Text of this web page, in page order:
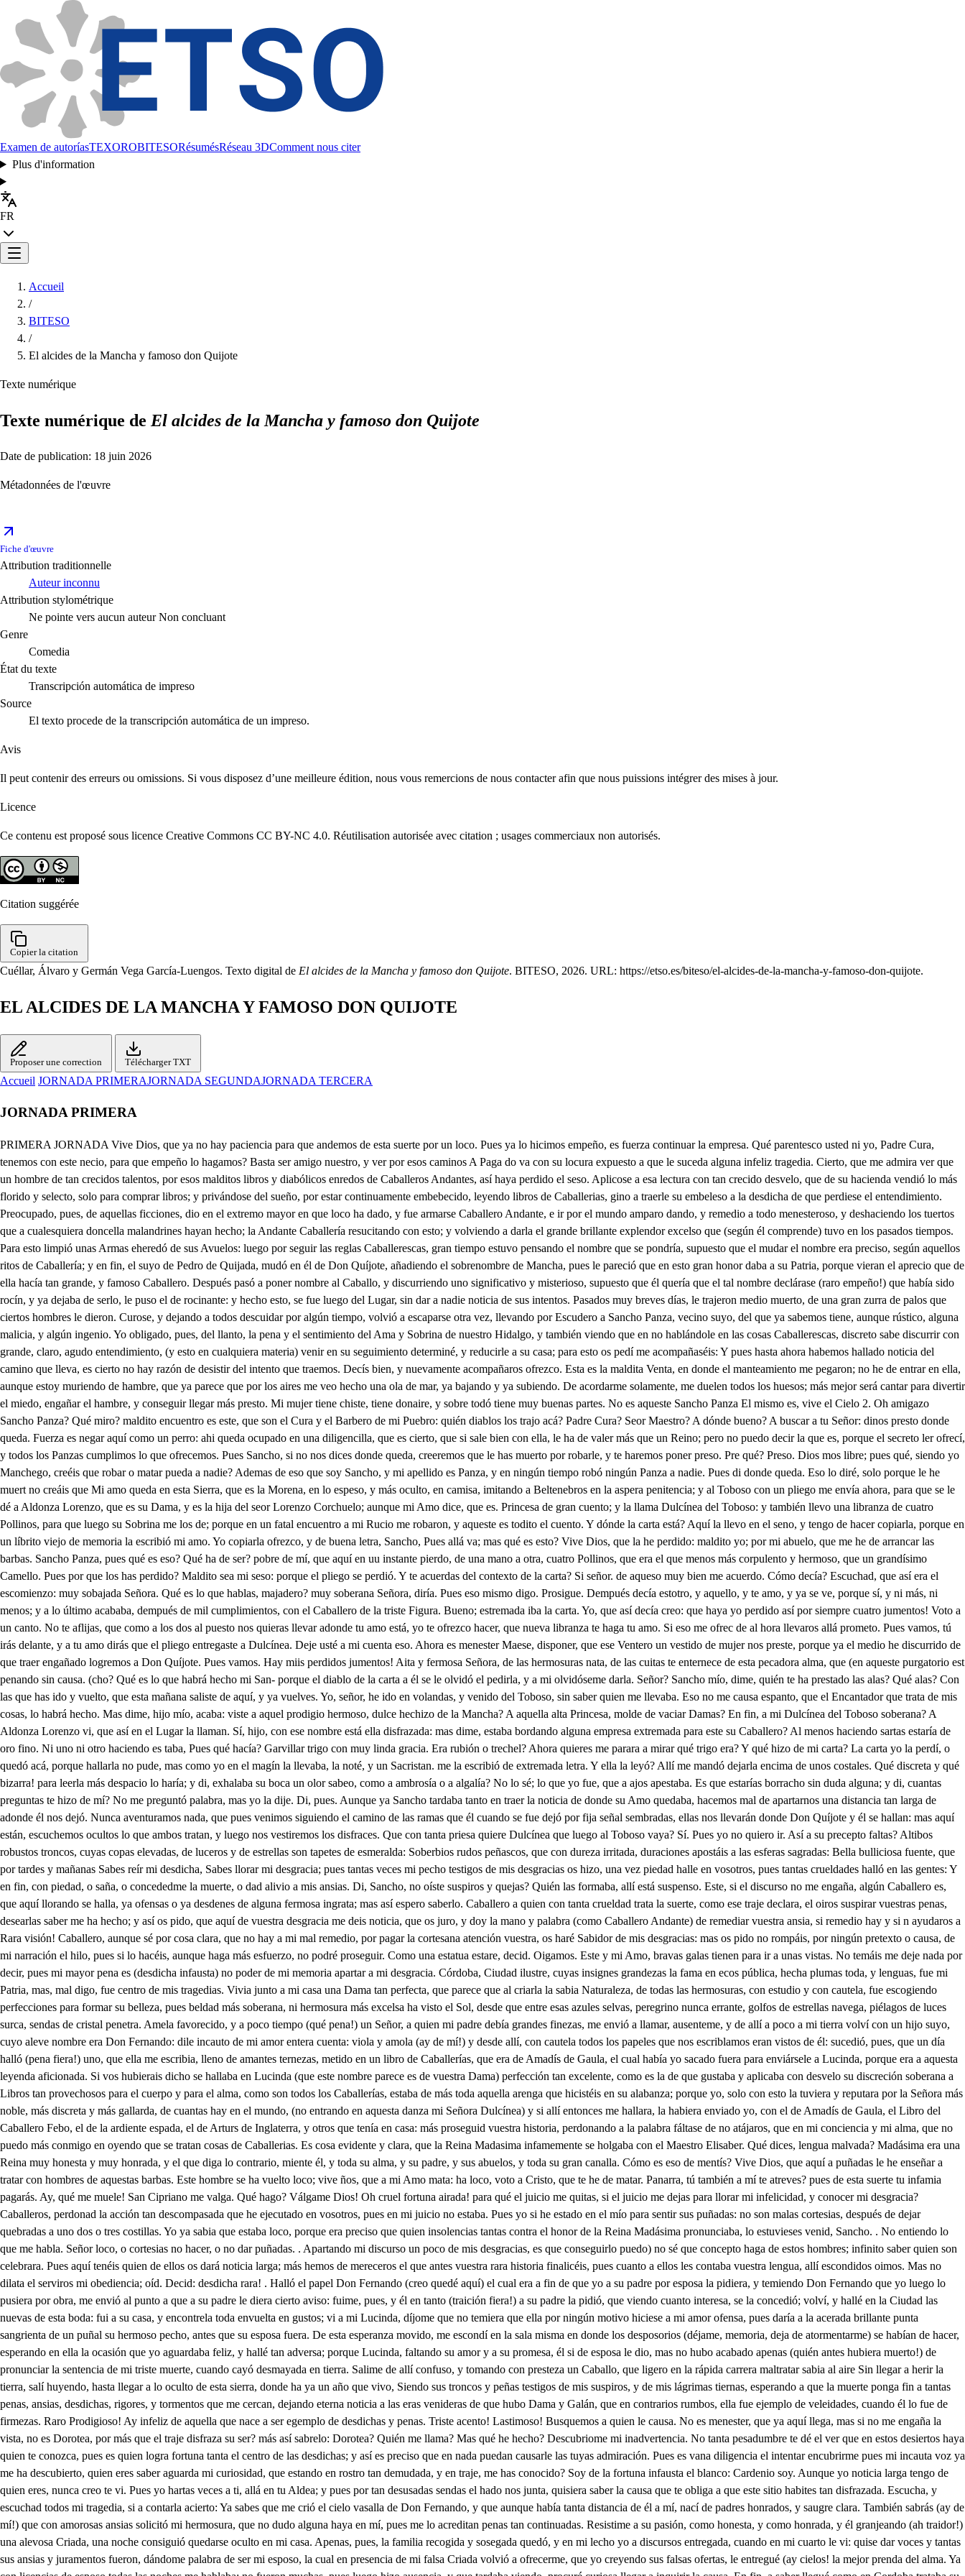
Examen de autoríasTEXOROBITESORésumésRéseau 3DComment nous citer
Plus d'information
FR
Accueil
/
BITESO
/
El alcides de la Mancha y famoso don Quijote
Texte numérique
Texte numérique de El alcides de la Mancha y famoso don Quijote
Date de publication: 18 juin 2026
Métadonnées de l'œuvre
Fiche d'œuvre
Attribution traditionnelle
Auteur inconnu
Attribution stylométrique
Ne pointe vers aucun auteur Non concluant
Genre
Comedia
État du texte
Transcripción automática de impreso
Source
El texto procede de la transcripción automática de un impreso.
Avis
Il peut contenir des erreurs ou omissions. Si vous disposez d’une meilleure édition, nous vous remercions de nous contacter afin que nous puissions intégrer des mises à jour.
Licence
Ce contenu est proposé sous licence Creative Commons CC BY-NC 4.0. Réutilisation autorisée avec citation ; usages commerciaux non autorisés.
Citation suggérée
Copier la citation
Cuéllar, Álvaro y Germán Vega García-Luengos. Texto digital de El alcides de la Mancha y famoso don Quijote. BITESO, 2026. URL: https://etso.es/biteso/el-alcides-de-la-mancha-y-famoso-don-quijote.
EL ALCIDES DE LA MANCHA Y FAMOSO DON QUIJOTE
Proposer une correction Télécharger TXT
Accueil JORNADA PRIMERAJORNADA SEGUNDAJORNADA TERCERA
JORNADA PRIMERA
PRIMERA JORNADA Vive Dios, que ya no hay paciencia para que andemos de esta suerte por un loco. Pues ya lo hicimos empeño, es fuerza continuar la empresa. Qué parentesco usted ni yo, Padre Cura, tenemos con este necio, para que empeño lo hagamos? Basta ser amigo nuestro, y ver por esos caminos A Paga do va con su locura expuesto a que le suceda alguna infeliz tragedia. Cierto, que me admira ver que un hombre de tan crecidos talentos, por esos malditos libros y diabólicos enredos de Caballeros Andantes, así haya perdido el seso. Aplicose a esa lectura con tan crecido desvelo, que de su hacienda vendió lo más florido y selecto, solo para comprar libros; y privándose del sueño, por estar continuamente embebecido, leyendo libros de Caballerias, gino a traerle su embeleso a la desdicha de que perdiese el entendimiento. Preocupado, pues, de aquellas ficciones, dio en el extremo mayor en que loco ha dado, y fue armarse Caballero Andante, e ir por el mundo amparo dando, y remedio a todo menesteroso, y deshaciendo los tuertos que a cualesquiera doncella malandrines hayan hecho; la Andante Caballería resucitando con esto; y volviendo a darla el grande brillante explendor excelso que (según él comprende) tuvo en los pasados tiempos. Para esto limpió unas Armas eheredó de sus Avuelos: luego por seguir las reglas Caballerescas, gran tiempo estuvo pensando el nombre que se pondría, supuesto que el mudar el nombre era preciso, según aquellos ritos de Caballería; y en fin, el suyo de Pedro de Quijada, mudó en él de Don Quíjote, añadiendo el sobrenombre de Mancha, pues le pareció que en esto gran honor daba a su Patria, porque vieran el aprecio que de ella hacía tan grande, y famoso Caballero. Después pasó a poner nombre al Caballo, y discurriendo uno significativo y misterioso, supuesto que él quería que el tal nombre declárase (raro empeño!) que había sido rocín, y ya dejaba de serlo, le puso el de rocinante: y hecho esto, se fue luego del Lugar, sin dar a nadie noticia de sus intentos. Pasados muy breves días, le trajeron medio muerto, de una gran zurra de palos que ciertos hombres le dieron. Curose, y dejando a todos descuidar por algún tiempo, volvió a escaparse otra vez, llevando por Escudero a Sancho Panza, vecino suyo, del que ya sabemos tiene, aunque rústico, alguna malicia, y algún ingenio. Yo obligado, pues, del llanto, la pena y el sentimiento del Ama y Sobrina de nuestro Hidalgo, y también viendo que en no hablándole en las cosas Caballerescas, discreto sabe discurrir con grande, claro, agudo entendimiento, (y esto en cualquiera materia) venir en su seguimiento determiné, y reducirle a su casa; para esto os pedí me acompañaséis: Y pues hasta ahora habemos hallado noticia del camino que lleva, es cierto no hay razón de desistir del intento que traemos. Decís bien, y nuevamente acompañaros ofrezco. Esta es la maldita Venta, en donde el manteamiento me pegaron; no he de entrar en ella, aunque estoy muriendo de hambre, que ya parece que por los aires me veo hecho una ola de mar, ya bajando y ya subiendo. De acordarme solamente, me duelen todos los huesos; más mejor será cantar para divertir el miedo, engañar el hambre, y conseguir llegar más presto. Mi mujer tiene chiste, tiene donaire, y sobre todó tiene muy buenas partes. No es aqueste Sancho Panza El mismo es, vive el Cielo 2. Oh amigazo Sancho Panza? Qué miro? maldito encuentro es este, que son el Cura y el Barbero de mi Puebro: quién diablos los trajo acá? Padre Cura? Seor Maestro? A dónde bueno? A buscar a tu Señor: dinos presto donde queda. Fuerza es negar aquí como un perro: ahi queda ocupado en una diligencilla, que es cierto, que si sale bien con ella, le ha de valer más que un Reino; pero no puedo decir la que es, porque el secreto ler ofrecí, y todos los Panzas cumplimos lo que ofrecemos. Pues Sancho, si no nos dices donde queda, creeremos que le has muerto por robarle, y te haremos poner preso. Pre qué? Preso. Dios mos libre; pues qué, siendo yo Manchego, creéis que robar o matar pueda a nadie? Ademas de eso que soy Sancho, y mi apellido es Panza, y en ningún tiempo robó ningún Panza a nadie. Pues di donde queda. Eso lo diré, solo porque le he muert no creáis que Mi amo queda en esta Sierra, que es la Morena, en lo espeso, y más oculto, en camisa, imitando a Beltenebros en la aspera penitencia; y al Toboso con un pliego me envía ahora, para que se le dé a Aldonza Lorenzo, que es su Dama, y es la hija del seor Lorenzo Corchuelo; aunque mi Amo dice, que es. Princesa de gran cuento; y la llama Dulcínea del Toboso: y también llevo una libranza de cuatro Pollinos, para que luego su Sobrina me los de; porque en un fatal encuentro a mi Rucio me robaron, y aqueste es todito el cuento. Y dónde la carta está? Aquí la llevo en el seno, y tengo de hacer copiarla, porque en un líbrito viejo de memoria la escribió mi amo. Yo copiarla ofrezco, y de buena letra, Sancho, Pues allá va; mas qué es esto? Vive Dios, que la he perdido: maldito yo; por mi abuelo, que me he de arrancar las barbas. Sancho Panza, pues qué es eso? Qué ha de ser? pobre de mí, que aquí en uu instante pierdo, de una mano a otra, cuatro Pollinos, que era el que menos más corpulento y hermoso, que un grandísimo Camello. Pues por que los has perdido? Maldito sea mi seso: porque el pliego se perdió. Y te acuerdas del contexto de la carta? Si señor. de aqueso muy bien me acuerdo. Cómo decía? Escuchad, que así era el escomienzo: muy sobajada Señora. Qué es lo que hablas, majadero? muy soberana Señora, diría. Pues eso mismo digo. Prosigue. Dempués decía estotro, y aquello, y te amo, y ya se ve, porque sí, y ni más, ni menos; y a lo último acababa, dempués de mil cumplimientos, con el Caballero de la triste Figura. Bueno; estremada iba la carta. Yo, que así decía creo: que haya yo perdido así por siempre cuatro jumentos! Voto a un canto. No te aflijas, que como a los dos al puesto nos quieras llevar adonde tu amo está, yo te ofrezco hacer, que nueva libranza te haga tu amo. Si eso me ofrec de al hora llevaros allá prometo. Pues vamos, tú irás delante, y a tu amo dirás que el pliego entregaste a Dulcínea. Deje usté a mi cuenta eso. Ahora es menester Maese, disponer, que ese Ventero un vestido de mujer nos preste, porque ya el medio he discurrido de que traer engañado logremos a Don Quíjote. Pues vamos. Hay miis perdidos jumentos! Aita y fermosa Señora, de las hermosuras nata, de las cuitas te enternece de esta pecadora alma, que (en aqueste purgatorio est penando sin causa. (cho? Qué es lo que habrá hecho mi San- porque el diablo de la carta a él se le olvidó el pedirla, y a mi olvidóseme darla. Señor? Sancho mío, dime, quién te ha prestado las alas? Qué alas? Con las que has ido y vuelto, que esta mañana saliste de aquí, y ya vuelves. Yo, señor, he ido en volandas, y venido del Toboso, sin saber quien me llevaba. Eso no me causa espanto, que el Encantador que trata de mis cosas, lo habrá hecho. Mas dime, hijo mío, acaba: viste a aquel prodigio hermoso, dulce hechizo de la Mancha? A aquella alta Princesa, molde de vaciar Damas? En fin, a mi Dulcínea del Toboso soberana? A Aldonza Lorenzo vi, que así en el Lugar la llaman. Sí, hijo, con ese nombre está ella disfrazada: mas dime, estaba bordando alguna empresa extremada para este su Caballero? Al menos haciendo sartas estaría de oro fino. Ni uno ni otro haciendo es taba, Pues qué hacía? Garvillar trigo con muy linda gracia. Era rubión o trechel? Ahora quieres me parara a mirar qué trigo era? Y qué hizo de mi carta? La carta yo la perdí, o quedó acá, porque hallarla no pude, mas como yo en el magín la llevaba, la noté, y un Sacristan. me la escribió de extremada letra. Y ella la leyó? Allí me mandó dejarla encima de unos costales. Qué discreta y qué bizarra! para leerla más despacio lo haría; y di, exhalaba su boca un olor sabeo, como a ambrosía o a algalía? No lo sé; lo que yo fue, que a ajos apestaba. Es que estarías borracho sin duda alguna; y di, cuantas preguntas te hizo de mí? No me preguntó palabra, mas yo la dije. Di, pues. Aunque ya Sancho tardaba tanto en traer la noticia de donde su Amo quedaba, hacemos mal de apartarnos una distancia tan larga de adonde él nos dejó. Nunca aventuramos nada, que pues venimos siguiendo el camino de las ramas que él cuando se fue dejó por fija señal sembradas, ellas nos llevarán donde Don Quíjote y él se hallan: mas aquí están, escuchemos ocultos lo que ambos tratan, y luego nos vestiremos los disfraces. Que con tanta priesa quiere Dulcínea que luego al Toboso vaya? Sí. Pues yo no quiero ir. Así a su precepto faltas? Altibos robustos troncos, cuyas copas elevadas, de luceros y de estrellas son tapetes de esmeralda: Soberbios rudos peñascos, que con dureza irritada, duraciones apostáis a las esferas sagradas: Bella bulliciosa fuente, que por tardes y mañanas Sabes reír mi desdicha, Sabes llorar mi desgracia; pues tantas veces mi pecho testigos de mis desgracias os hizo, una vez piedad halle en vosotros, pues tantas crueldades halló en las gentes: Y en fin, con piedad, o saña, o concededme la muerte, o dad alivio a mis ansias. Di, Sancho, no oíste suspiros y quejas? Quién las formaba, allí está suspenso. Este, si el discurso no me engaña, algún Caballero es, que aquí llorando se halla, ya ofensas o ya desdenes de alguna fermosa ingrata; mas así espero saberlo. Caballero a quien con tanta crueldad trata la suerte, como ese traje declara, el oiros suspirar vuestras penas, desearlas saber me ha hecho; y así os pido, que aquí de vuestra desgracia me deis noticia, que os juro, y doy la mano y palabra (como Caballero Andante) de remediar vuestra ansia, si remedio hay y si n ayudaros a Rara visión! Caballero, aunque sé por cosa clara, que no hay a mi mal remedio, por pagar la cortesana atención vuestra, os haré Sabidor de mis desgracias: mas os pido no rompáis, por ningún pretexto o causa, de mi narración el hilo, pues si lo hacéis, aunque haga más esfuerzo, no podré proseguir. Como una estatua estare, decid. Oigamos. Este y mi